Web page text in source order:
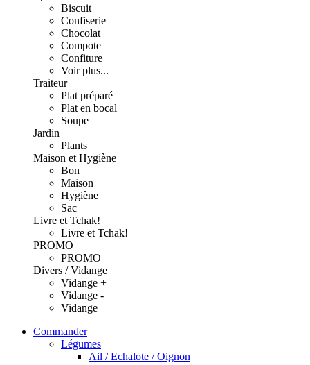
Biscuit
Confiserie
Chocolat
Compote
Confiture
Voir plus...
Traiteur
Plat préparé
Plat en bocal
Soupe
Jardin
Plants
Maison et Hygiène
Bon
Maison
Hygiène
Sac
Livre et Tchak!
Livre et Tchak!
PROMO
PROMO
Divers / Vidange
Vidange +
Vidange -
Vidange
Commander
Légumes
Ail / Echalote / Oignon